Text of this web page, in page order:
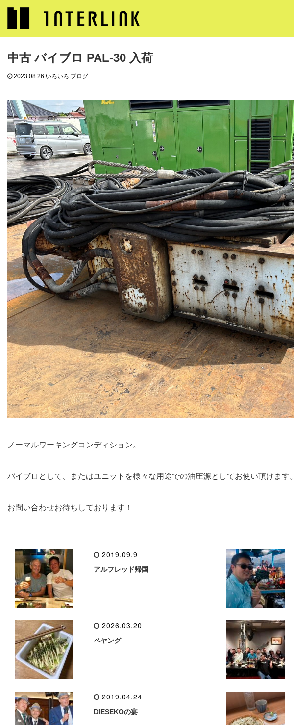
いろいろ ブログ 中古 バイブロ PAL-30 入荷
中古 バイブロ PAL-30 入荷
2023.08.26 いろいろ ブログ
ノーマルワーキングコンディション。
バイブロとして、またはユニットを様々な用途での油圧源としてお使い頂けます。
お問い合わせお待ちしております！
2019.09.9
アルフレッド帰国
2026.03.20
ペヤング
2019.04.24
DIESEKOの宴